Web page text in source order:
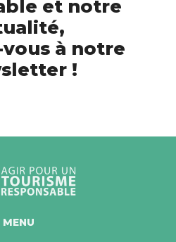
et notre
à notre
!
MENU